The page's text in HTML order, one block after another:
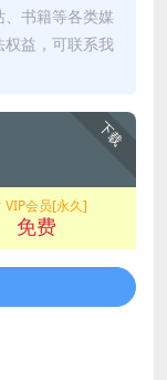
书籍等各类媒
益，可联系我
下载
VIP会员[永久]
免费